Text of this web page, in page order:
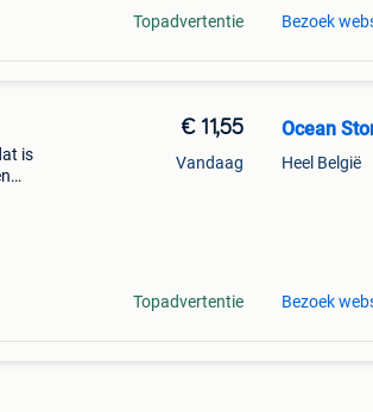
Topadvertentie Bezoek
is
€ 11,55
Vandaag
Topadvertentie
Ocean
Heel België
Bezoek